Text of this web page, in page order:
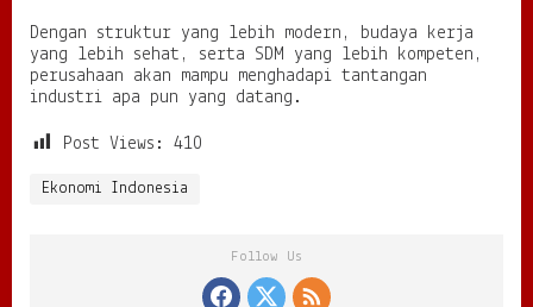
Dengan struktur yang lebih modern, budaya kerja
yang lebih sehat, serta SDM yang lebih kompeten,
perusahaan akan mampu menghadapi tantangan
industri apa pun yang datang.
Post Views: 410
Ekonomi Indonesia
Follow Us